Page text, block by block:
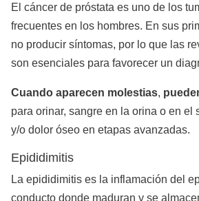
El cáncer de próstata es uno de los
frecuentes en los hombres. En sus
no producir síntomas, por lo que las
son esenciales para favorecer un
Cuando aparecen molestias,
para orinar, sangre en la orina o en el
y/o dolor óseo en etapas avanzadas.
Epididimitis
La epididimitis es la inflamación del
conducto donde maduran y se